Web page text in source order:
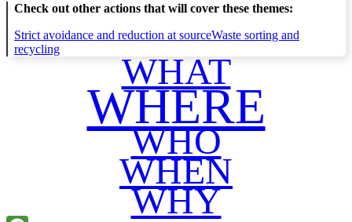
Check out other actions that will cover these themes:
Strict avoidance and reduction at sourceWaste sorting and
recycling
WHAT
WHERE
WHO
WHEN
WHY